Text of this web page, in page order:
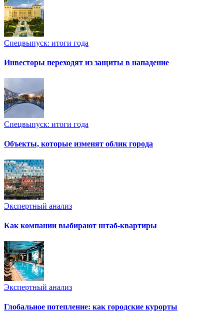
Спецвыпуск: итоги года
Инвесторы переходят из защиты в нападение
Спецвыпуск: итоги года
Объекты, которые изменят облик города
Экспертный анализ
Как компании выбирают штаб-квартиры
Экспертный анализ
Глобальное потепление: как городские курорты